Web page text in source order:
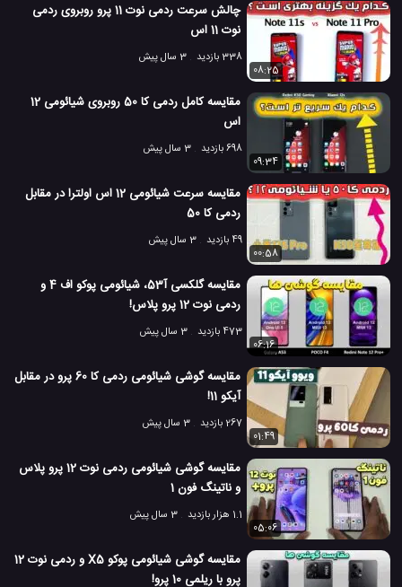
چالش سرعت ردمی نوت 11 پرو روبروی ردمی
نوت 11 اس
338 بازدید
3 سال پیش
08:25
مقایسه کامل ردمی کا 50 روبروی شیائومی 12
اس
698 بازدید
3 سال پیش
09:34
مقایسه سرعت شیائومی 12 اس اولترا در مقابل
ردمی کا 50
49 بازدید
3 سال پیش
00:58
مقایسه گلکسی آ53، شیائومی پوکو اف 4 و
ردمی نوت 12 پرو پلاس!
473 بازدید
3 سال پیش
06:16
مقایسه گوشی شیائومی ردمی کا 60 پرو در مقابل
آیکو 11!
267 بازدید
3 سال پیش
01:49
مقایسه گوشی شیائومی ردمی نوت 12 پرو پلاس
و ناتینگ فون 1
1.1 هزار بازدید
3 سال پیش
05:06
مقایسه گوشی شیائومی پوکو X5 و ردمی نوت 12
پرو با ریلمی 10 پرو!